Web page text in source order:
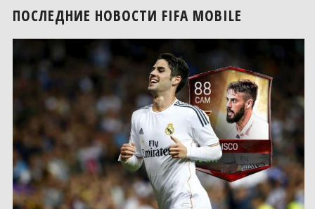
ПОСЛЕДНИЕ НОВОСТИ FIFA MOBILE